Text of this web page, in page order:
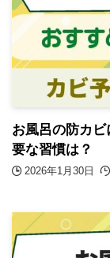
お風呂の防カ
要な習慣は？
2026年1月30日